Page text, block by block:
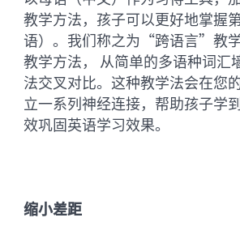
教学方法，孩子可以更好地掌握
语）。我们称之为“跨语言”教
教学方法， 从简单的多语种词汇
法交叉对比。这种教学法会在您
立一系列神经连接，帮助孩子学
效巩固英语学习效果。
缩小差距